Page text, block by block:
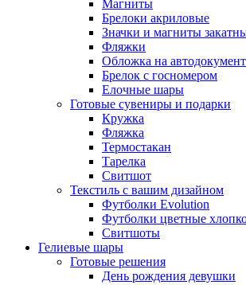
Магниты
Брелоки акриловые
Значки и магниты
Фляжки
Обложка на
Брелок с госномером
Елочные шары
Готовые сувениры и подарки
Кружка
Фляжка
Термостакан
Тарелка
Свитшот
Текстиль с вашим дизайном
Футболки Evolution
Футболки цветные
Свитшоты
Гелиевые шары
Готовые решения
День рождения девушки